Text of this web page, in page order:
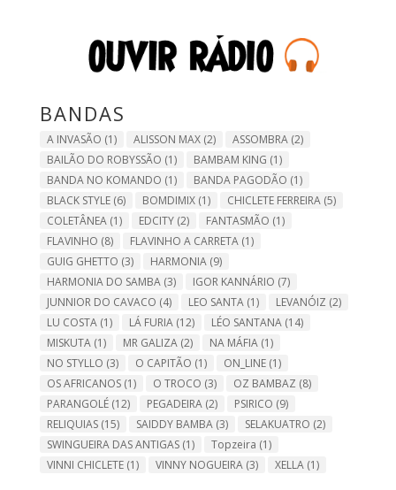
BANDAS
A INVASÃO (1) ALISSON MAX(2) ASSOMBRA(2)
BAILÃO DO ROBYSSÃO (1) BAMBAM KING (1)
BANDA NO KOMANDO (1) BANDA PAGODÃO (1)
BLACK STYLE(6) BOMDIMIX(1) CHICLETE FERREIRA(5)
COLETÂNEA(1) EDCITY(2) FANTASMÃO (1)
FLAVINHO (8) FLAVINHO A CARRETA(1)
GUIG GHETTO (3) HARMONIA(9)
HARMONIA DO SAMBA(3) IGOR KANNÁRIO (7)
JUNNIOR DO CAVACO (4) LEO SANTA(1) LEVANÓIZ (2)
LU COSTA(1) LÁ FURIA(12) LÉO SANTANA(14)
MISKUTA(1) MR GALIZA(2) NA MÁFIA(1)
NO STYLLO (3) O CAPITÃO (1) ON_LINE(1)
OS AFRICANOS(1) O TROCO (3) OZ BAMBAZ (8)
PARANGOLÉ(12) PEGADEIRA(2) PSIRICO (9)
RELIQUIAS(15) SAIDDY BAMBA(3) SELAKUATRO (2)
SWINGUEIRA DAS ANTIGAS(1) Topzeira (1)
VINNI CHICLETE(1) VINNY NOGUEIRA(3) XELLA(1)